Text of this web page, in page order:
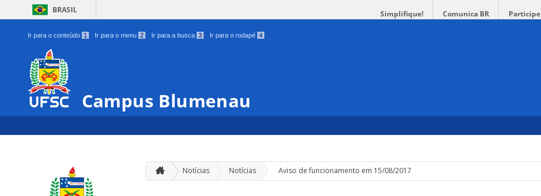
BRASIL Simplifique! Comunica BR Participe
Ir para o conteúdo 1 Ir para o menu 2 Ir para a busca 3 Ir para o rodapé 4
Campus Blumenau
Notícias Notícias » Aviso de funcionamento em 15/08/2017